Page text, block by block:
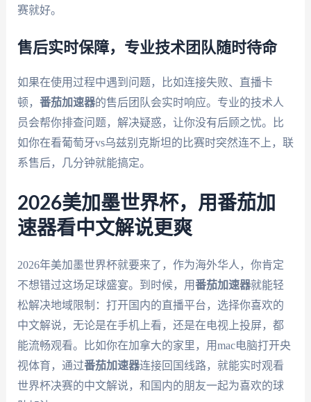
赛就好。
售后实时保障，专业技术团队随时待命
如果在使用过程中遇到问题，比如连接失败、直播卡
顿， 番茄加速器的售后团队会实时响应。专业的技术人
员会帮你排查问题，解决疑惑，让你没有后顾之忧。比
如你在看葡萄牙vs乌兹别克斯坦的比赛时突然连不上，联
系售后，几分钟就能搞定。
2026美加墨世界杯，用番茄加
速器看中文解说更爽
2026年美加墨世界杯就要来了，作为海外华人，你肯定
不想错过这场足球盛宴。到时候，用番茄加速器就能轻
松解决地域限制：打开国内的直播平台，选择你喜欢的
中文解说，无论是在手机上看，还是在电视上投屏，都
能流畅观看。比如你在加拿大的家里，用mac电脑打开央
视体育，通过番茄加速器连接回国线路，就能实时观看
世界杯决赛的中文解说，和国内的朋友一起为喜欢的球